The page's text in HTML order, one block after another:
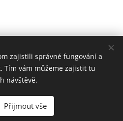
Do košíku
Garage
Enduro
Cookies
zajistili správné fungování a
Tím vám můžeme zajistit tu
návštěvě.
Přijmout vše